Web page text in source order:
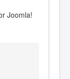
Joomla!